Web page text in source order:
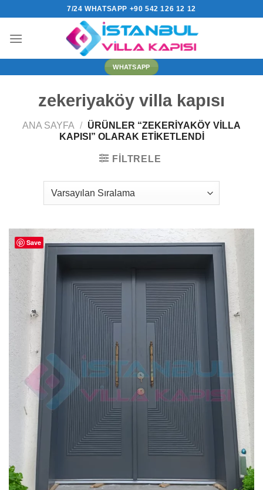
7/24 WHATSAPP +90 542 126 12 12
WHATSAPP
zekeriyaköy villa kapısı
ANA SAYFA / ÜRÜNLER “ZEKERIYAKÖY VILLA
KAPISI” OLARAK ETIKETLENDI
FILTRELE
Save